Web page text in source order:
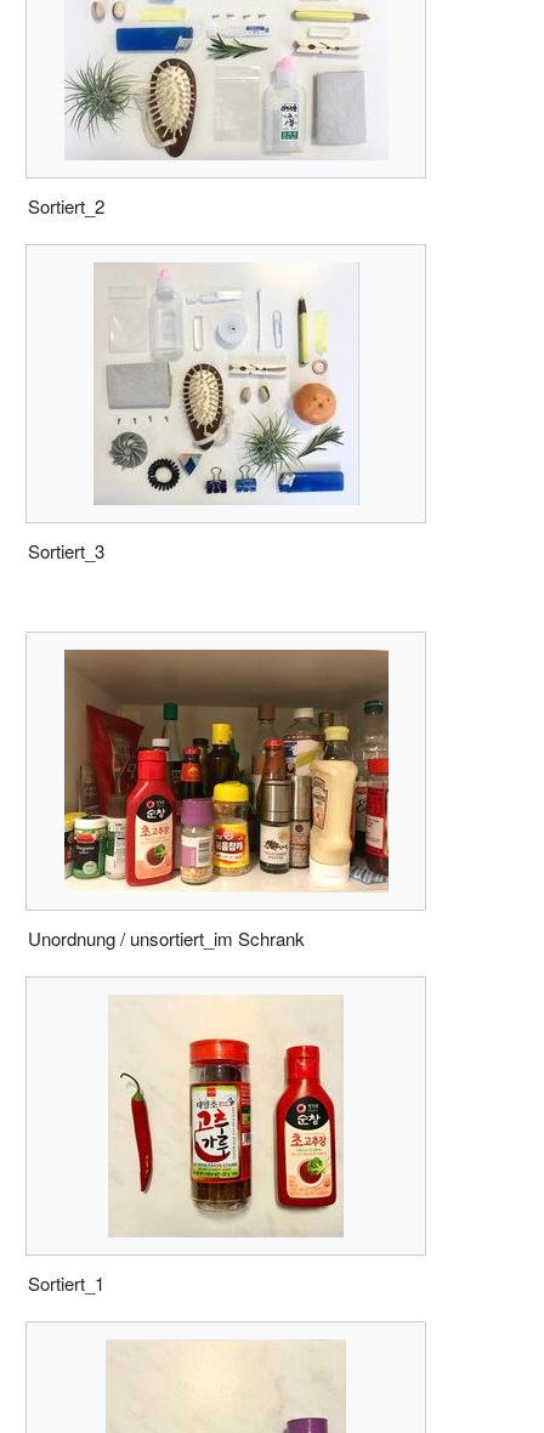
Sortiert_2
Sortiert_3
Unordnung / unsortiert_im Schrank
Sortiert_1